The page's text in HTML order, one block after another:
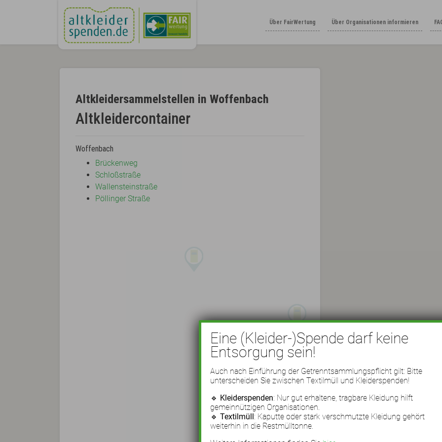
Über FairWertung Über Organisationen informieren
Altkleidersammelstellen in Woffenbach
Altkleidercontainer
Woffenbach
Brückenweg
Schloßstraße
Wallensteinstraße
Pöllinger Straße
Eine (Kleider-)Spende darf keine
Entsorgung sein!
Auch nach Einführung der Getrenntsammlungspflicht gilt: Bitte
unterscheiden Sie zwischen Textilmüll und Kleiderspenden!
🔹 Kleiderspenden: Nur gut erhaltene, tragbare Kleidung hilft
gemeinnützigen Organisationen.
🔹Textilmüll: Kaputte oder stark verschmutzte Kleidung gehört
weiterhin in die Restmülltonne.